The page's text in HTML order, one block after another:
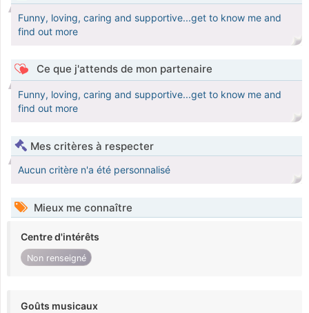
Funny, loving, caring and supportive...get to know me and
find out more
Ce que j'attends de mon partenaire
Funny, loving, caring and supportive...get to know me and
find out more
Mes critères à respecter
Aucun critère n'a été personnalisé
Mieux me connaître
Centre d'intérêts
Non renseigné
Goûts musicaux